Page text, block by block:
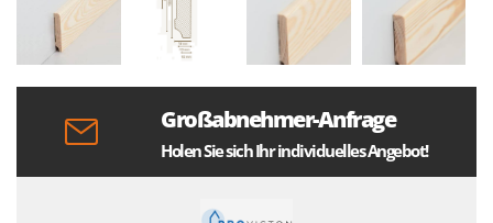
Großabnehmer-Anfrage
Holen Sie sich Ihr individuelles Angebot!